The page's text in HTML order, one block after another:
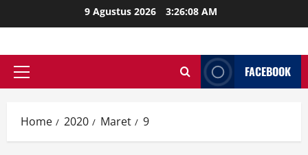
to
9 Agustus 2026 3:26:09 AM
Primary
FACEBOOK
Home 2020 Maret 9